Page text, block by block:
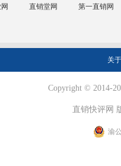
直销堂网 第一直销网
关
Copyright © 2014-
直销快评网
渝